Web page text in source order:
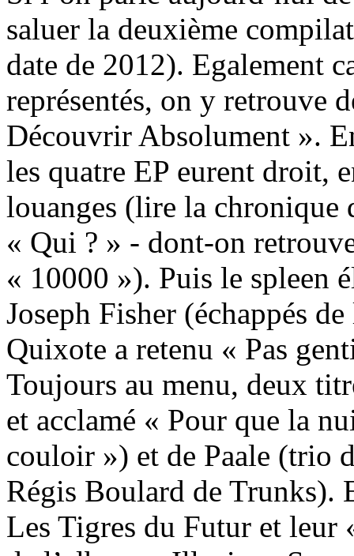
saluer la deuxième
date de 2012). Egalement
représentés, on y retrouve
Découvrir Absolument ».
les quatre EP eurent droit,
louanges (lire la chronique
« Qui ? » - dont-on
« 10000 »). Puis le spleen
Joseph Fisher (échappés
Quixote a retenu « Pas
Toujours au menu, deux
et acclamé « Pour que la
couloir ») et de Paale (trio
Régis Boulard de Trunks).
Les Tigres du Futur et leur